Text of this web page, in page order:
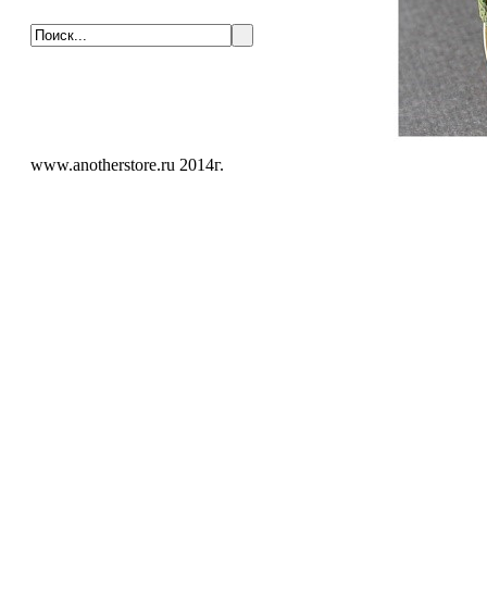
www.anotherstore.ru 2014г.